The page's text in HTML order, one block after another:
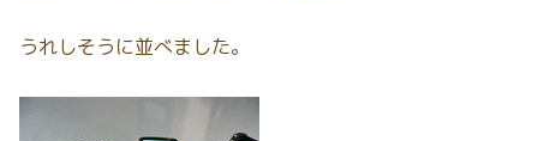
うれしそうに並べました。